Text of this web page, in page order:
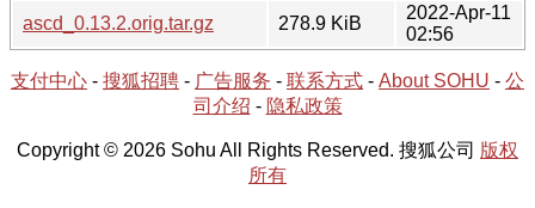
ascd_0.13.2.orig.tar.gz
278.9 KiB
2022-Apr-11
02:56
支付中心 - 搜狐招聘 - 广告服务 - 联系方式 - About SOHU - 公
司介绍 - 隐私政策
Copyright © 2026 Sohu All Rights Reserved. 搜狐公司 版权
所有